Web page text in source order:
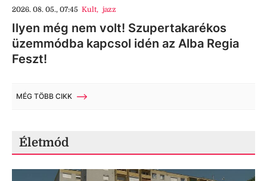
2026. 08. 05., 07:45 Kult, jazz
Ilyen még nem volt! Szupertakarékos
üzemmódba kapcsol idén az Alba Regia
Feszt!
MÉG TÖBB CIKK
Életmód